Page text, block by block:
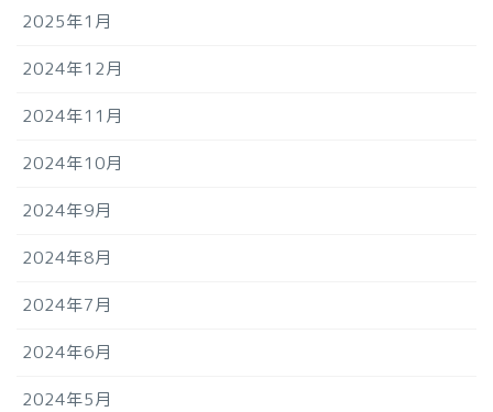
2025年1月
2024年12月
2024年11月
2024年10月
2024年9月
2024年8月
2024年7月
2024年6月
2024年5月